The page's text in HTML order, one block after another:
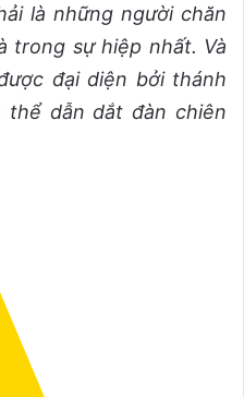
là những người chăn
trong sự hiệp nhất. Và
đại diện bởi thánh
thể dẫn dắt đàn chiên